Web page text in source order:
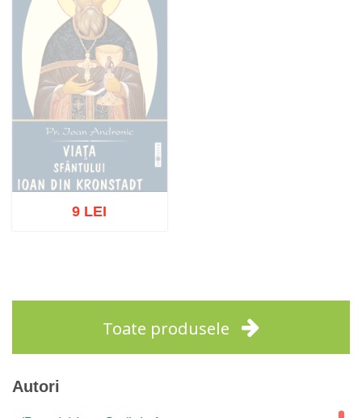
9 LEI
Toate produsele
Autori